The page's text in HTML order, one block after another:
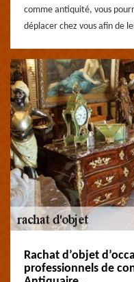
comme antiquité, vous
déplacer chez vous afin de
Rachat d’objet
professionnels de